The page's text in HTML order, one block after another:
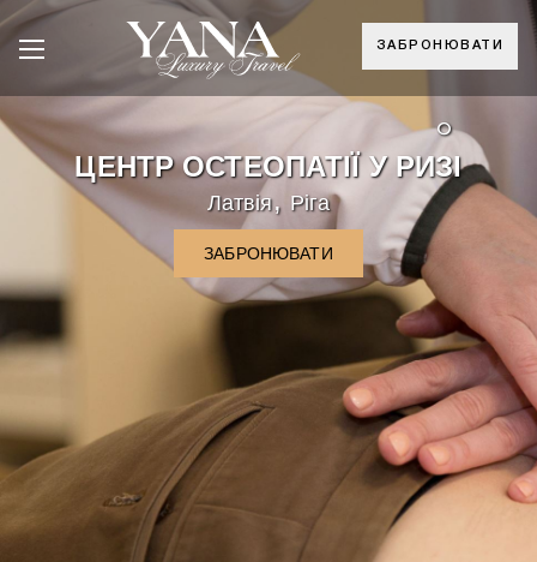
ЗАБРОНЮВАТИ
°
ЦЕНТР ОСТЕОПАТІЇ У РИЗІ
Латвія, Ріга
ЗАБРОНЮВАТИ